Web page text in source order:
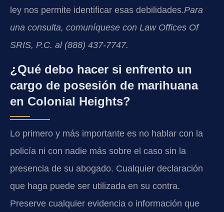
ley nos permite identificar esas debilidades.Para
una consulta, comuníquese con Law Offices Of
SRIS, P.C. al (888) 437-7747.
¿Qué debo hacer si enfrento un
cargo de posesión de marihuana
en Colonial Heights?
Lo primero y más importante es no hablar con la
policía ni con nadie más sobre el caso sin la
presencia de su abogado. Cualquier declaración
que haga puede ser utilizada en su contra.
Preserve cualquier evidencia o información que